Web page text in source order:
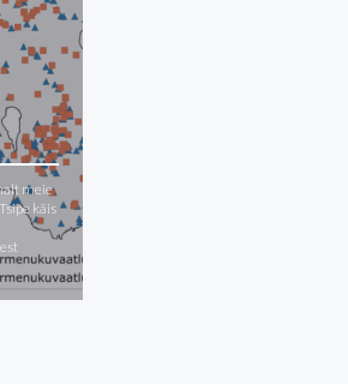
meie
käis